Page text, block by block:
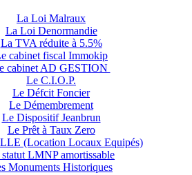
La Loi Malraux
La Loi Denormandie
La TVA réduite à 5.5%
cabinet fiscal Immokip
cabinet AD GESTION
Le C.I.O.P.
Le Défcit Foncier
Le Démembrement
Le Dispositif Jeanbrun
Le Prêt à Taux Zero
(Location Locaux Equipés)
LMNP amortissable
Monuments Historiques